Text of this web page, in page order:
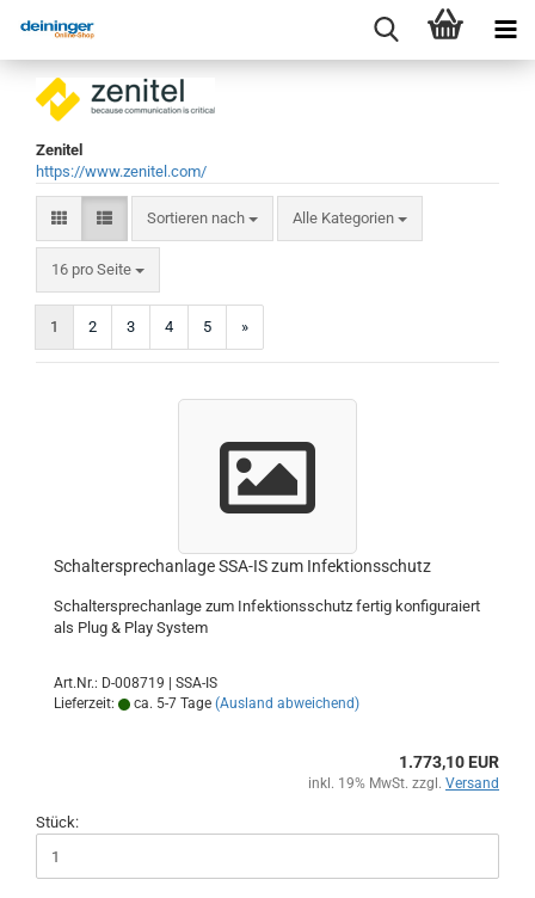
Zenitel
https://www.zenitel.com/
Sortieren nach
Sortieren nach Alle Kategorien
16 pro Seite
pro Seite
1 2 3 4 5 »
Schaltersprechanlage SSA-IS zum Infektionsschutz
Schaltersprechanlage zum Infektionsschutz fertig konfiguraiert
als Plug & Play System
Art.Nr.: D-008719 | SSA-IS
Lieferzeit:
ca. 5-7 Tage (Ausland abweichend)
1.773,10 EUR
inkl. 19% MwSt. zzgl. Versand
Stück: